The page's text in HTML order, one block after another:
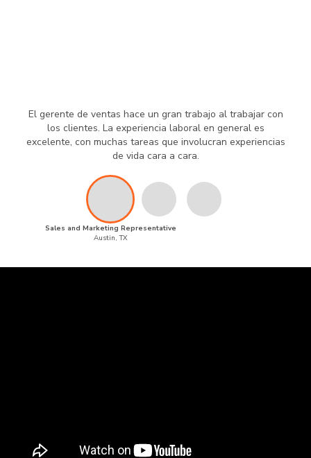
El gerente de ventas hace un gran trabajo al trabajar con
los clientes. La experiencia laboral en general es
excelente, con muchas tareas que involucran experiencias
de vida cara a cara.
Sales and Marketing Representative
Austin, TX